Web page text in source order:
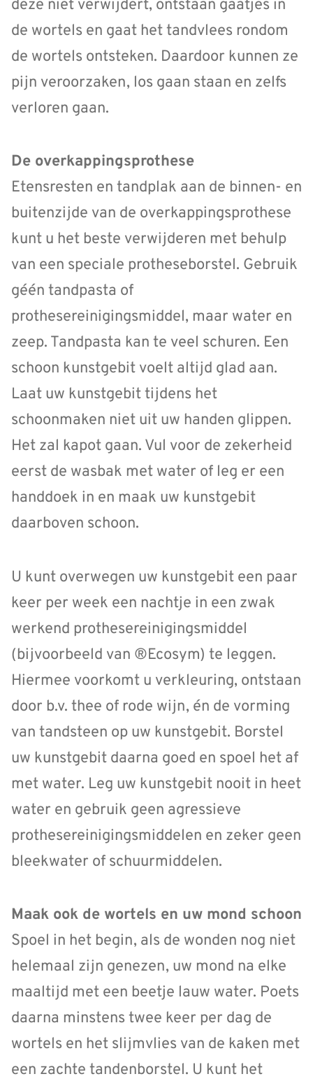
deze niet verwijdert, ontstaan gaatjes in
de wortels en gaat het tandvlees rondom
de wortels ontsteken. Daardoor kunnen ze
pijn veroorzaken, los gaan staan en zelfs
verloren gaan.
De overkappingsprothese
Etensresten en tandplak aan de binnen- en
buitenzijde van de overkappingsprothese
kunt u het beste verwijderen met behulp
van een speciale protheseborstel. Gebruik
géén tandpasta of
prothesereinigingsmiddel, maar water en
zeep. Tandpasta kan te veel schuren. Een
schoon kunstgebit voelt altijd glad aan.
Laat uw kunstgebit tijdens het
schoonmaken niet uit uw handen glippen.
Het zal kapot gaan. Vul voor de zekerheid
eerst de wasbak met water of leg er een
handdoek in en maak uw kunstgebit
daarboven schoon.
U kunt overwegen uw kunstgebit een paar
keer per week een nachtje in een zwak
werkend prothesereinigingsmiddel
(bijvoorbeeld van ®Ecosym) te leggen.
Hiermee voorkomt u verkleuring, ontstaan
door b.v. thee of rode wijn, én de vorming
van tandsteen op uw kunstgebit. Borstel
uw kunstgebit daarna goed en spoel het af
met water. Leg uw kunstgebit nooit in heet
water en gebruik geen agressieve
prothesereinigingsmiddelen en zeker geen
bleekwater of schuurmiddelen.
Maak ook de wortels en uw mond schoon
Spoel in het begin, als de wonden nog niet
helemaal zijn genezen, uw mond na elke
maaltijd met een beetje lauw water. Poets
daarna minstens twee keer per dag de
wortels en het slijmvlies van de kaken met
een zachte tandenborstel. U kunt het